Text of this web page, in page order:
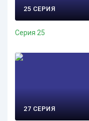
25 СЕРИЯ
Серия 25
27 СЕРИЯ